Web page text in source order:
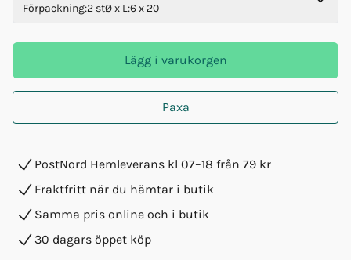
Förpackning:2 stØ x L:6 x 20
Lägg i varukorgen
Paxa
PostNord Hemleverans kl 07–18 från 79 kr
Fraktfritt när du hämtar i butik
Samma pris online och i butik
30 dagars öppet köp